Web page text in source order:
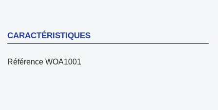
CARACTÉRISTIQUES
Référence WOA1001